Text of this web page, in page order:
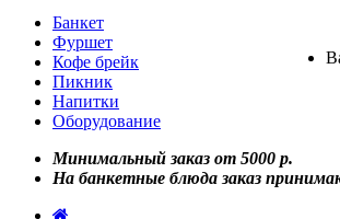
Банкет
Фуршет
Кофе брейк
Пикник
Напитки
Оборудование
Минимальный заказ от 5000 р.
На банкетные блюда заказ